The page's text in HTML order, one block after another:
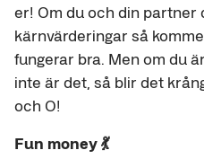
er! Om du och din partner
kärnvärderingar så
fungerar bra. Men om du
inte är det, så blir det
och O!
Fun money 💃